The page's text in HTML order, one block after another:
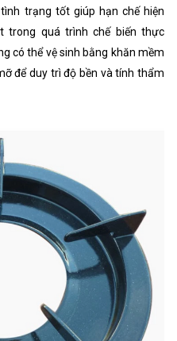
trạng tốt giúp hạn chế hiện
trong quá trình chế biến thực
có thể vệ sinh bằng khăn mềm
để duy trì độ bền và tính thẩm